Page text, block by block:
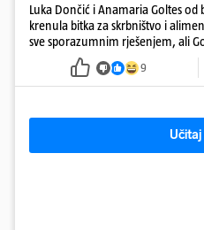
Luka Dončić i Anamaria Goltes
krenula bitka za skrbništvo i
sve sporazumnim rješenjem, ali
u Sloveniji
9
Učitaj